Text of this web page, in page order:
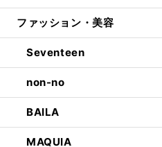
ファッション・美容
Seventeen
non-no
BAILA
MAQUIA